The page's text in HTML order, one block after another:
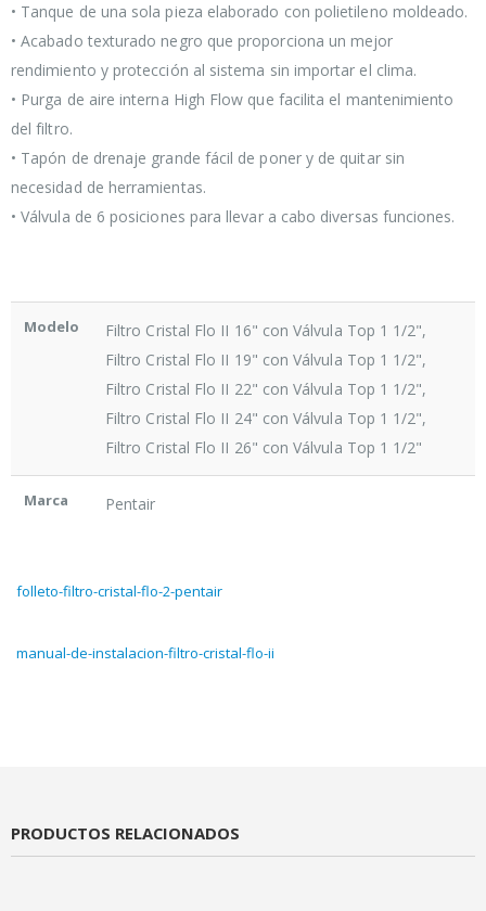
• Tanque de una sola pieza elaborado con polietileno moldeado.
• Acabado texturado negro que proporciona un mejor
rendimiento y protección al sistema sin importar el clima.
• Purga de aire interna High Flow que facilita el mantenimiento
del filtro.
• Tapón de drenaje grande fácil de poner y de quitar sin
necesidad de herramientas.
• Válvula de 6 posiciones para llevar a cabo diversas funciones.
Modelo
Filtro Cristal Flo II 16" con Válvula Top 1 1/2",
Filtro Cristal Flo II 19" con Válvula Top 1 1/2",
Filtro Cristal Flo II 22" con Válvula Top 1 1/2",
Filtro Cristal Flo II 24" con Válvula Top 1 1/2",
Filtro Cristal Flo II 26" con Válvula Top 1 1/2"
Marca Pentair
folleto-filtro-cristal-flo-2-pentair
manual-de-instalacion-filtro-cristal-flo-ii
PRODUCTOS RELACIONADOS